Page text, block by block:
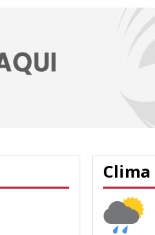
Clima